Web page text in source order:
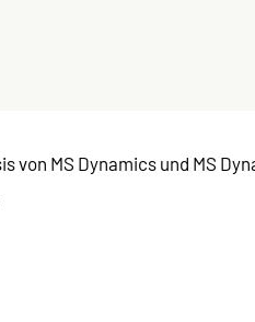
von MS Dynamics und MS